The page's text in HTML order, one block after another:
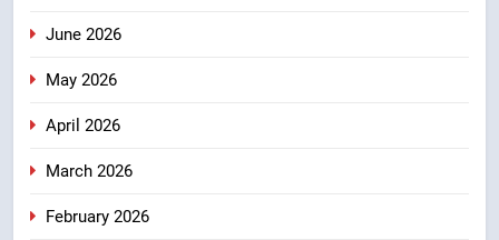
June 2026
May 2026
April 2026
March 2026
February 2026